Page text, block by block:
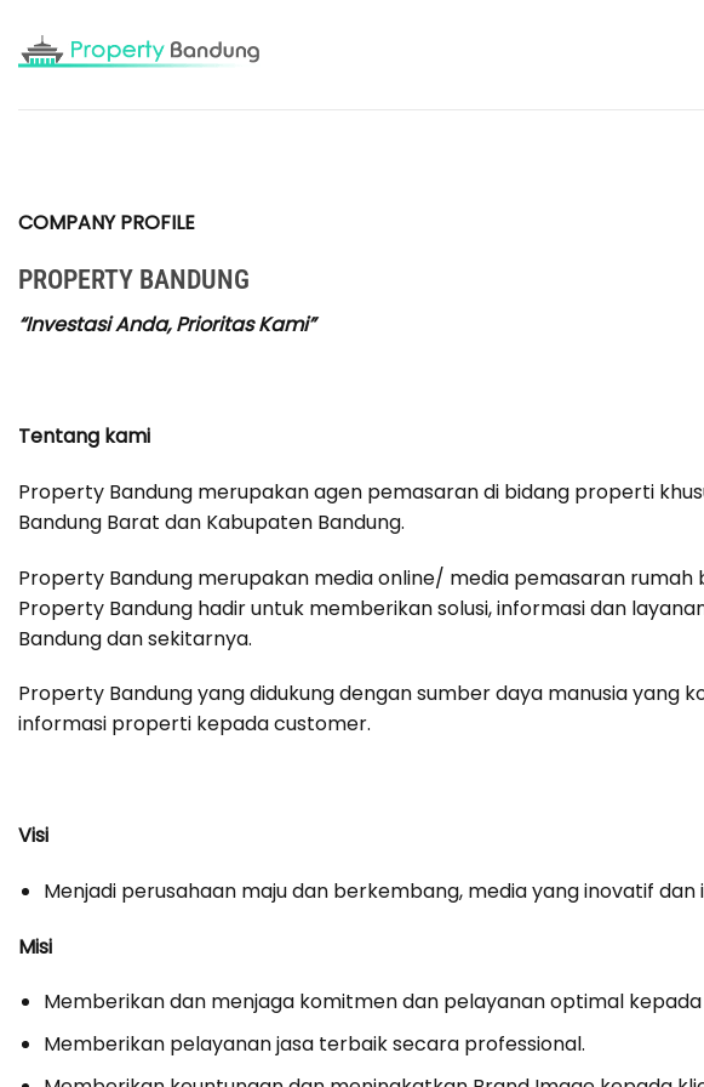
content
COMPANY PROFILE
PROPERTY BANDUNG
“Investasi Anda, Prioritas Kami”
Tentang kami
Property Bandung merupakan agen pemasaran di bidang properti
Bandung Barat dan Kabupaten Bandung.
Property Bandung merupakan media online/ media pemasaran
Property Bandung hadir untuk memberikan solusi, informasi dan
Bandung dan sekitarnya.
Property Bandung yang didukung dengan sumber daya manusia
informasi properti kepada customer.
Visi
Menjadi perusahaan maju dan berkembang, media yang inovatif
Misi
Memberikan dan menjaga komitmen dan pelayanan optimal kepada
Memberikan pelayanan jasa terbaik secara professional.